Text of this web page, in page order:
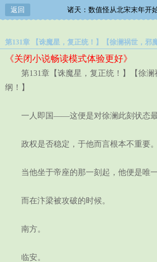
返回 诸天：数值怪从北宋末年开
第131章 【诛魔星，复正统！】【徐澜祸世，邪
《关闭小说畅读模式体验更好》
第131章【诛魔星，复正统！】【徐澜
纲！】
一人即国——这便是对徐澜此刻状态最
政权是否稳定，于他而言根本不重要。
当他坐于帝座的那一刻起，他便是唯一
而在汴梁被攻破的时候。
南方。
临安。